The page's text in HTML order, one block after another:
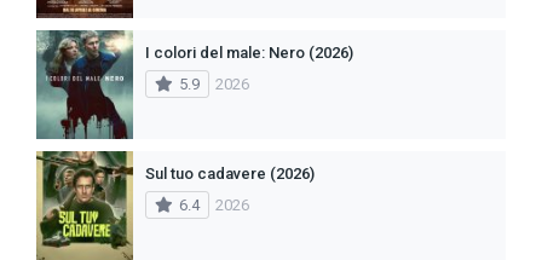
I colori del male: Nero (2026)
5.9
2026
Sul tuo cadavere (2026)
6.4
2026